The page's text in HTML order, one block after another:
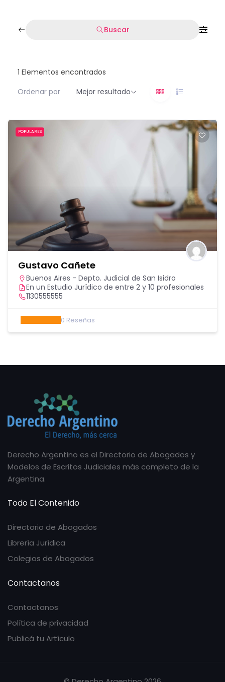
Buscar
1 Elementos encontrados
Ordenar por
Mejor resultado
POPULARES
Gustavo Cañete
Buenos Aires - Depto. Judicial de San Isidro
En un Estudio Jurídico de entre 2 y 10 profesionales
1130555555
0 Reseñas
Derecho Argentino es el Directorio de Abogados y
Modelos de Escritos Judiciales más completo de la
Argentina.
Todo El Contenido
Directorio de Abogados
Librería Jurídica
Colegios de Abogados
Contactanos
Contactanos
Política de privacidad
Publicá tu Artículo